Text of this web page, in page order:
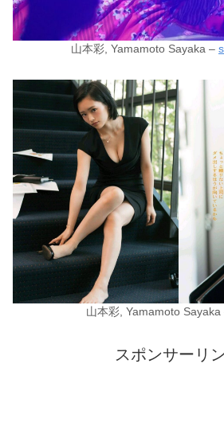
山本彩, Yamamoto Sayaka –
山本彩, Yamamoto Sayaka
スポンサーリ